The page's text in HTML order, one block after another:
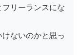
リーランスにな
ないのかと思っ